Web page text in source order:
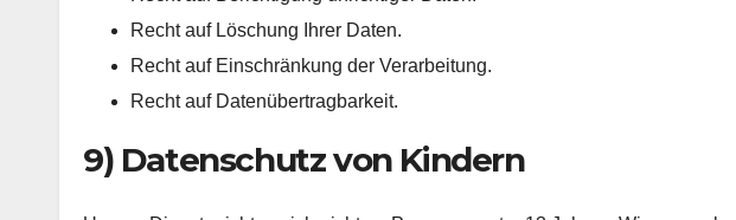
Recht auf Löschung Ihrer Daten.
Recht auf Einschränkung der Verarbeitung.
Recht auf Datenübertragbarkeit.
9) Datenschutz von Kindern